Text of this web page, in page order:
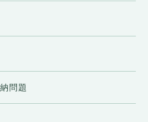
供について
なく第三者提供する
問題